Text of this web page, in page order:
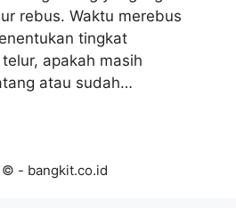
rebus. Waktu merebus
tingkat
apakah masih
atau sudah…
© - bangkit.co.id